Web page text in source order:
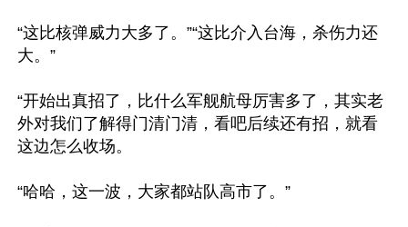
“这比核弹威力大多了。”“这比介入台海，杀伤力还
大。”
“开始出真招了，比什么军舰航母厉害多了，其实老
外对我们了解得门清门清，看吧后续还有招，就看
这边怎么收场。
“哈哈，这一波，大家都站队高市了。”